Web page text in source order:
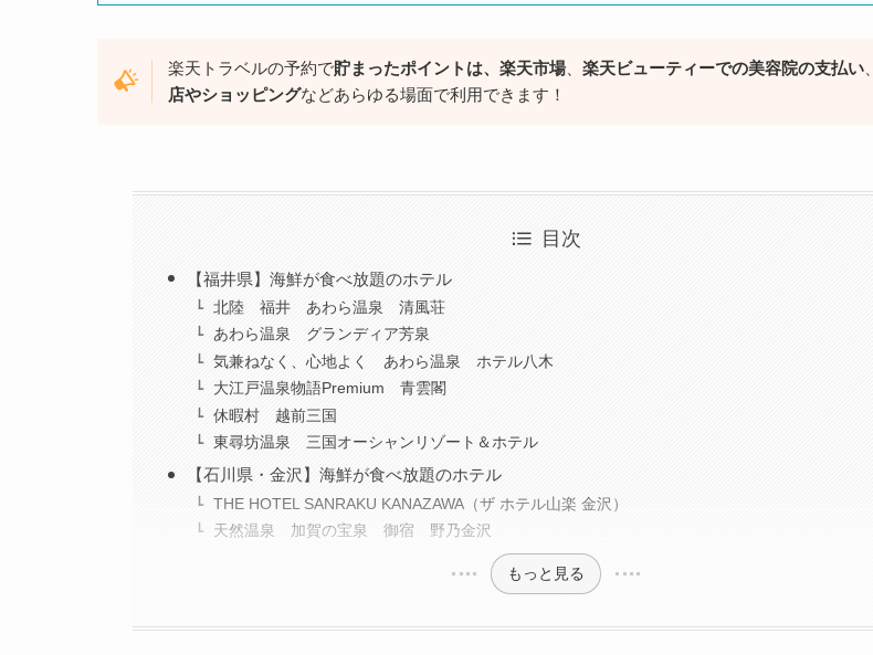
楽天トラベルの予約で貯まったポイントは、楽天市場、 楽天ビューティーでの美容院の支払い、
店やショッピングなどあらゆる場面で利用できます！
目次
【福井県】海鮮が食べ放題のホテル
北陸 福井 あわら温泉 清風荘
あわら温泉 グランディア芳泉
気兼ねなく、心地よく あわら温泉 ホテル八木
大江戸温泉物語Premium 青雲閣
休暇村 越前三国
東尋坊温泉 三国オーシャンリゾート＆ホテル
【石川県・金沢】海鮮が食べ放題のホテル
THE HOTEL SANRAKU KANAZAWA（ザ ホテル山楽 金沢）
天然温泉 加賀の宝泉 御宿 野乃金沢
もっと見る